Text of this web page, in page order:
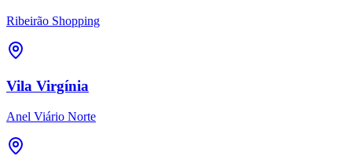
Ribeirão Shopping
Vila Virgínia
Anel Viário Norte